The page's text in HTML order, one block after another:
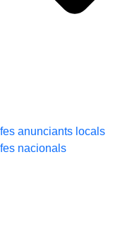
anunciants locals
nacionals